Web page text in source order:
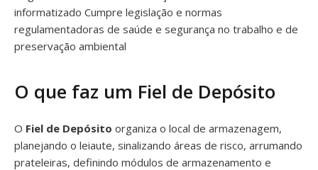
informatizado Cumpre legislação e normas
regulamentadoras de saúde e segurança no trabalho e de
preservação ambiental
O que faz um Fiel de Depósito
O Fiel de Depósito organiza o local de armazenagem,
planejando o leiaute, sinalizando áreas de risco, arrumando
prateleiras, definindo módulos de armazenamento e